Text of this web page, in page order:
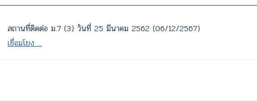
สถานที่ติดต่อ ม.7 (3) วันที่ 25 มีนาคม 2562 (06/12/2567)
เชื่อมโยง ...